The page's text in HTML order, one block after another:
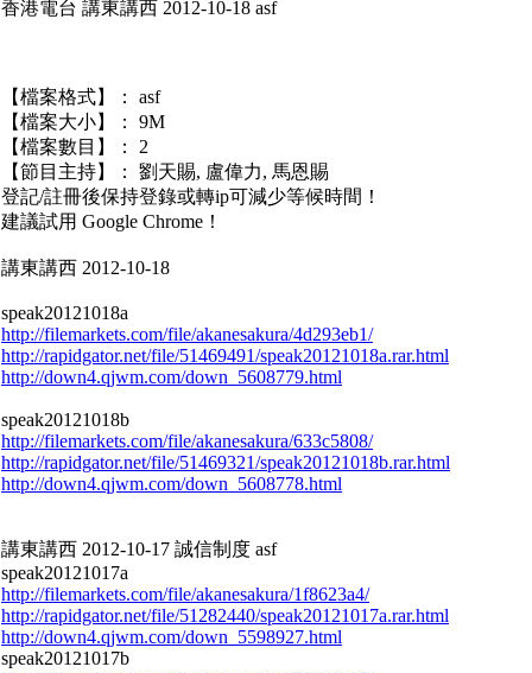
香港電台 講東講西 2012-10-18 asf
【檔案格式】： asf
【檔案大小】： 9M
【檔案數目】： 2
【節目主持】： 劉天賜, 盧偉力, 馬恩賜
登記/註冊後保持登錄或轉ip可減少等候時間！
建議試用 Google Chrome！
講東講西 2012-10-18
speak20121018a
http://filemarkets.com/file/akanesakura/4d293eb1/
http://rapidgator.net/file/51469491/speak20121018a.rar.html
http://down4.qjwm.com/down_5608779.html
speak20121018b
http://filemarkets.com/file/akanesakura/633c5808/
http://rapidgator.net/file/51469321/speak20121018b.rar.html
http://down4.qjwm.com/down_5608778.html
講東講西 2012-10-17 誠信制度 asf
speak20121017a
http://filemarkets.com/file/akanesakura/1f8623a4/
http://rapidgator.net/file/51282440/speak20121017a.rar.html
http://down4.qjwm.com/down_5598927.html
speak20121017b